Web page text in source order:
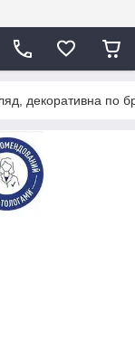
декоративна по